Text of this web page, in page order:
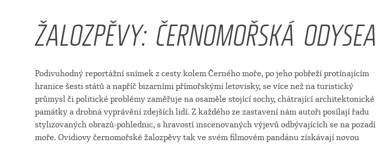
ŽALOZPĚVY: ČERNOMOŘSKÁ ODYSEA
Podivuhodný reportážní snímek z cesty kolem Černého moře, po jeho pobřeží protínajícím
hranice šesti států a napříč bizarními přímořskými letovisky, se více než na turistický
průmysl či politické problémy zaměřuje na osaměle stojící sochy, chátrající architektonické
památky a drobná vyprávění zdejších lidí. Z každého ze zastavení nám autoři posílají řadu
stylizovaných obrazů-pohlednic, s hravostí inscenovaných výjevů odbývajících se na pozadí
moře. Ovidiovy černomořské žalozpěvy tak ve svém filmovém pandánu získávají novou